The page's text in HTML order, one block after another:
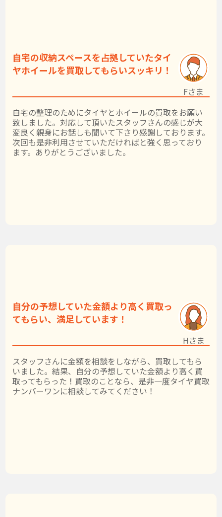
自宅の収納スペースを占拠していたタイ
ヤホイールを買取してもらいスッキリ！
自宅の整理のためにタイヤとホイールの買取をお願い
致しました。対応して頂いたスタッフさんの感じが大
変良く親身にお話しも聞いて下さり感謝しております。
次回も是非利用させていただければと強く思っており
ます。ありがとうございました。
Fさま
自分の予想していた金額より高く買取っ
てもらい、満足しています！
スタッフさんに金額を相談をしながら、買取してもら
いました。結果、自分の予想していた金額より高く買
取ってもらった！買取のことなら、是非一度タイヤ買取
ナンバーワンに相談してみてください！
Hさま